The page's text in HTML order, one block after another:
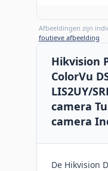
Afbeeldingen zijn
foutieve afbeelding
Hikvision
ColorVu
LIS2UY/
camera
camera
De Hikvision